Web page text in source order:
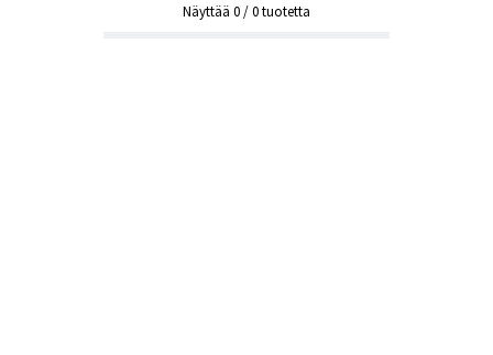
Näyttää 0/0tuotetta